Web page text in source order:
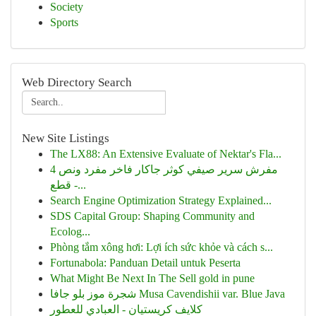
Society
Sports
Web Directory Search
New Site Listings
The LX88: An Extensive Evaluate of Nektar's Fla...
مفرش سرير صيفي كوثر جاكار فاخر مفرد ونص 4
قطع -...
Search Engine Optimization Strategy Explained...
SDS Capital Group: Shaping Community and
Ecolog...
Phòng tắm xông hơi: Lợi ích sức khỏe và cách s...
Fortunabola: Panduan Detail untuk Peserta
What Might Be Next In The Sell gold in pune
شجرة موز بلو جافا Musa Cavendishii var. Blue Java
كلايف كريستيان - العبادي للعطور